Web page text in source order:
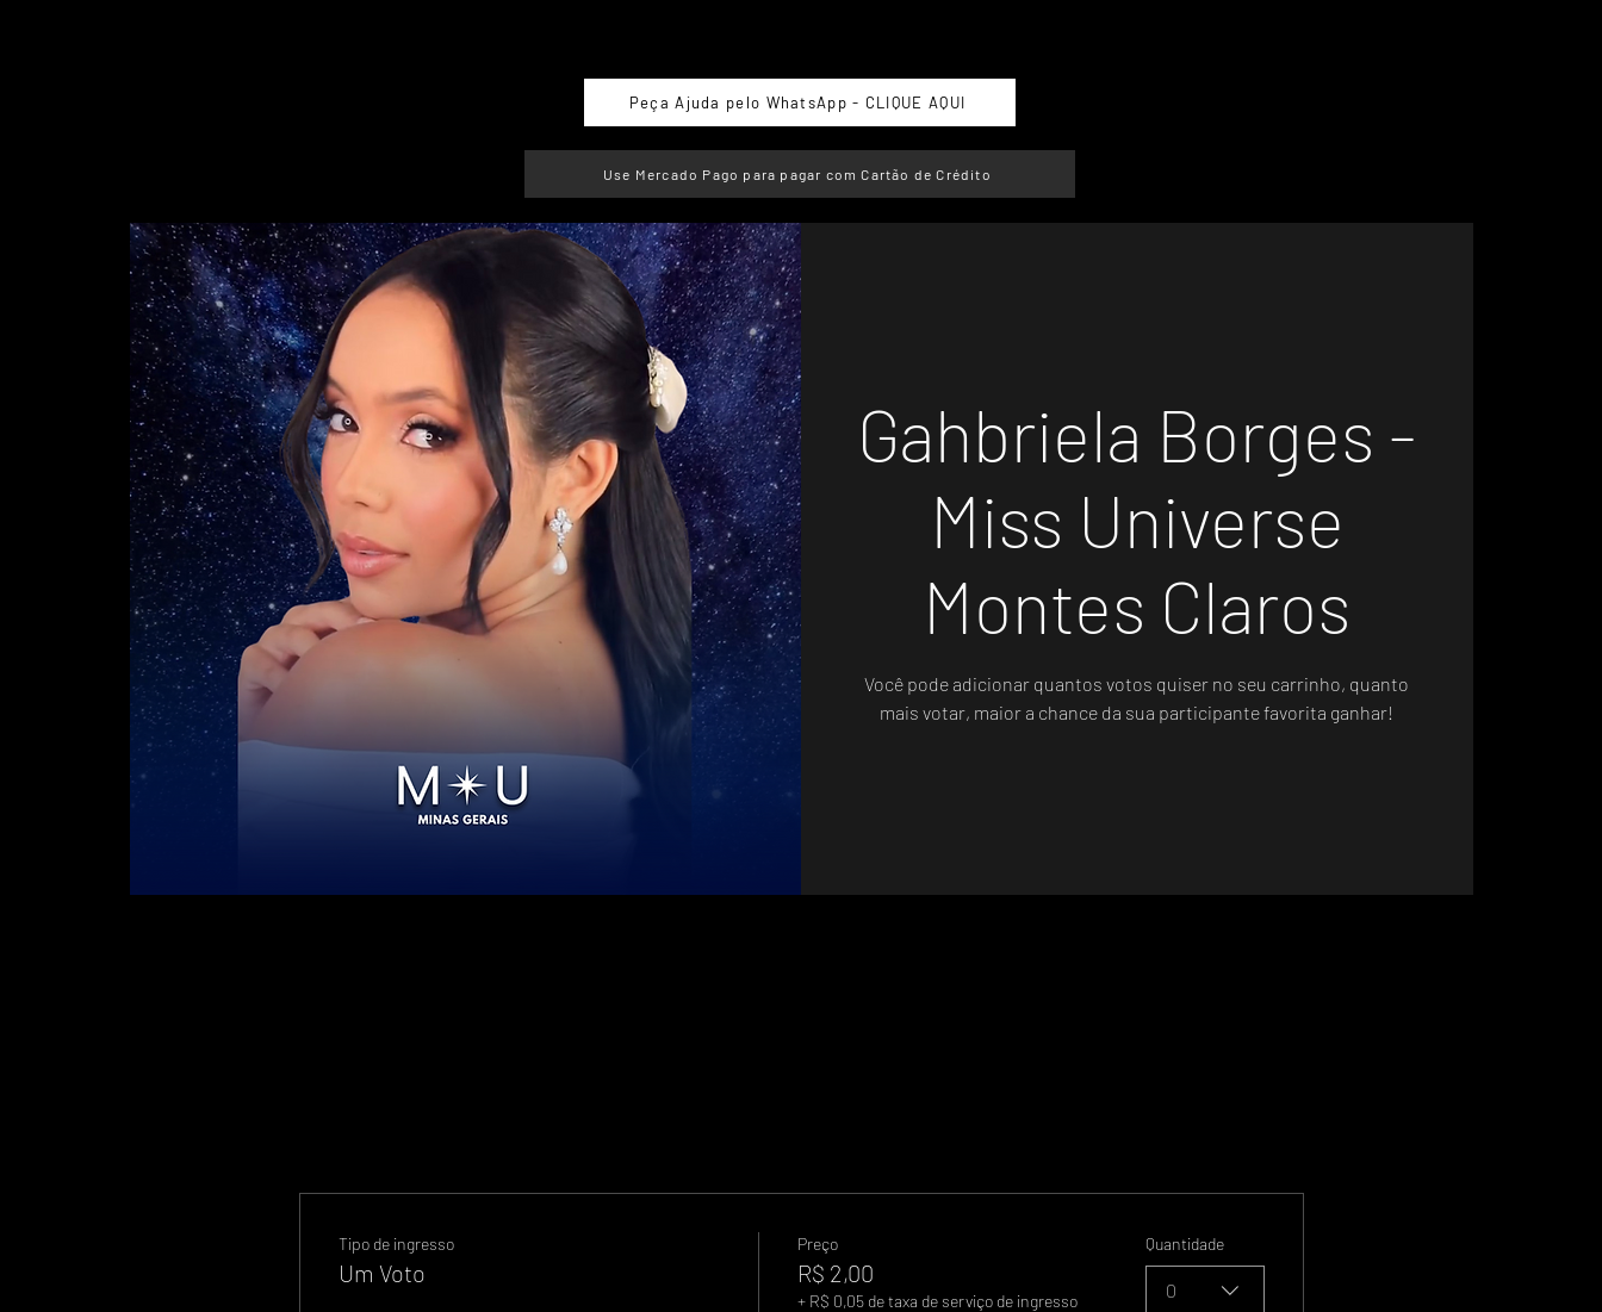
Peça Ajuda pelo WhatsApp - CLIQUE AQUI
Use Mercado Pago para pagar com Cartão de Crédito
Gahbriela Borges -
Miss Universe
Montes Claros
Você pode adicionar quantos votos quiser no seu carrinho, quanto
mais votar, maior a chance da sua participante favorita ganhar!
Tipo de ingresso
Um Voto
Preço
R$ 2,00
+ R$ 0,05 de taxa de serviço de ingresso
Quantidade
0